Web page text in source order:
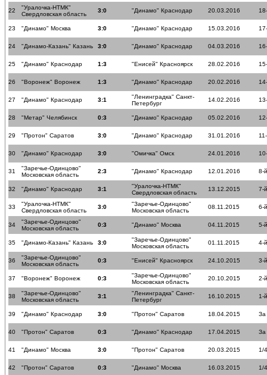
22
"Уралочка-НТМК"
Свердловская область
3:0 "Динамо" Краснодар 20.03.2016
23 "Динамо" Москва 3:0 "Динамо" Краснодар 15.03.2016
24 "Динамо-Казань" Казань 3:0 "Динамо" Краснодар 04.03.2016
25 "Динамо" Краснодар 1:3 "Енисей" Красноярск 28.02.2016
26 "Воронеж" Воронеж 1:3 "Динамо" Краснодар 20.02.2016
27 "Динамо" Краснодар 3:1
"Ленинградка" Санкт-
Петербург
14.02.2016
28 "Метар" Челябинск 0:3 "Динамо" Краснодар 05.02.2016
29 "Протон" Саратов 3:0 "Динамо" Краснодар 31.01.2016
30 "Динамо" Краснодар 3:0 "Омичка" Омск 24.01.2016
31
"Заречье-Одинцово"
Московская область
2:3 "Динамо" Краснодар 12.01.2016 8-
32 "Динамо" Краснодар 3:1
"Уралочка-НТМК"
Свердловская область
13.12.2015 7-
33
"Уралочка-НТМК"
Свердловская область
3:0
"Заречье-Одинцово"
Московская область
08.11.2015 6-
34
"Заречье-Одинцово"
Московская область
0:3 "Динамо" Москва 04.11.2015 5-
35 "Динамо-Казань" Казань 3:0
"Заречье-Одинцово"
Московская область
01.11.2015 4-
36
"Заречье-Одинцово"
Московская область
0:3 "Енисей" Красноярск 24.10.2015 3-
37 "Воронеж" Воронеж 0:3
"Заречье-Одинцово"
Московская область
20.10.2015 2-
38
"Заречье-Одинцово"
Московская область
3:1
"Ленинградка" Санкт-
Петербург
16.10.2015 1-
39 "Динамо" Краснодар 3:0 "Протон" Саратов 18.04.2015 За
40 "Протон" Саратов 0:3 "Динамо" Краснодар 17.04.2015 За
41 "Динамо" Москва 3:0 "Протон" Саратов 20.03.2015 1/
42 "Протон" Саратов 0:3 "Динамо" Москва 16.03.2015 1/